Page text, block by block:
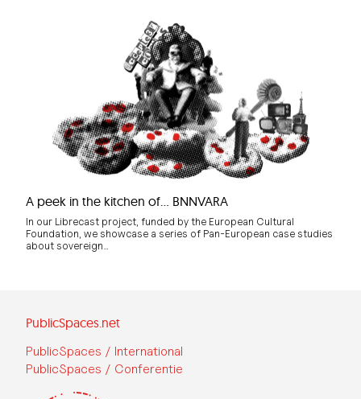
A peek in the kitchen of… BNNVARA
In our Librecast project, funded by the European Cultural
Foundation, we showcase a series of Pan-European case studies
about sovereign…
PublicSpaces.net
PublicSpaces / International
PublicSpaces / Conferentie